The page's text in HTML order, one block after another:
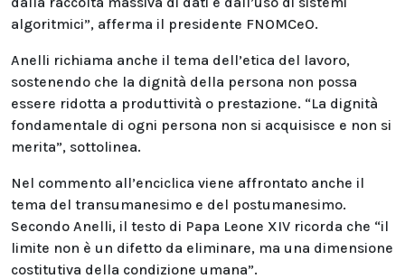
algoritmici”, afferma il presidente FNOMCeO.
Anelli richiama anche il tema dell’etica del lavoro,
sostenendo che la dignità della persona non possa
essere ridotta a produttività o prestazione. “La dignità
fondamentale di ogni persona non si acquisisce e non si
merita”, sottolinea.
Nel commento all’enciclica viene affrontato anche il
tema del transumanesimo e del postumanesimo.
Secondo Anelli, il testo di Papa Leone XIV ricorda che “il
limite non è un difetto da eliminare, ma una dimensione
costitutiva della condizione umana”.